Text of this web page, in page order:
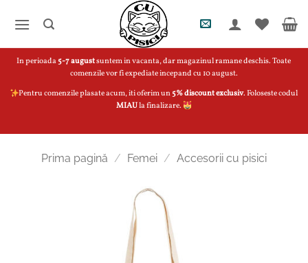
In perioada5-7 augustsuntem in vacanta, dar magazinul ramane deschis. Toate
comenzile vor fi expediate incepand cu 10 august.
Pentru comenzile plasate acum, iti oferim un5% discount exclusiv. Foloseste codul
MIAUla finalizare.
Prima pagină / Femei / Accesorii cu pisici